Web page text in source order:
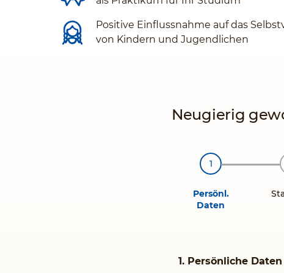
Positive Einflussnahme auf das
von Kindern und Jugendlichen
Neugierig
Persönl.
Daten
1. Persönliche Daten